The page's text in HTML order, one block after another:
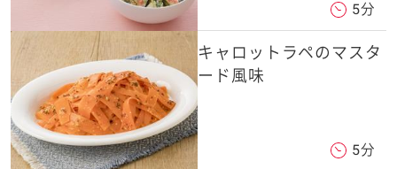
5分
キャロットラペのマスタ
ード風味
5分